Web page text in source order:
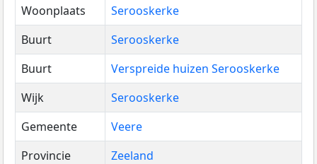
Woonplaats
Serooskerke
Buurt
Serooskerke
Buurt
Verspreide huizen Serooskerke
Wijk
Serooskerke
Gemeente
Veere
Provincie
Zeeland